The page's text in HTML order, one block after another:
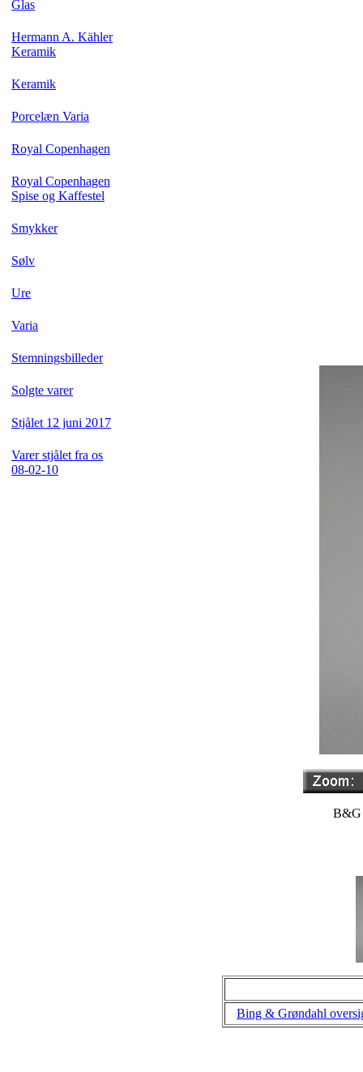
Glas
Hermann A. Kähler
Keramik
Keramik
Porcelæn Varia
Royal Copenhagen
Royal Copenhagen
Spise og Kaffestel
Smykker
Sølv
Ure
Varia
Stemningsbilleder
Solgte varer
Stjålet 12 juni 2017
Varer stjålet fra os
08-02-10
B&G
Bing & Grøndahl